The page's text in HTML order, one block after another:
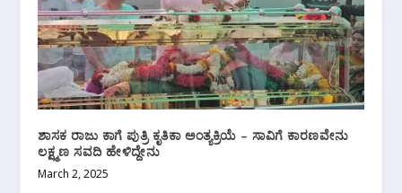
ಶಾಸಕ ರಾಜು ಕಾಗೆ ಪುತ್ರಿ ಕೃತಿಕಾ ಅಂತ್ಯಕ್ರಿಯೆ – ಸಾವಿಗೆ ಕಾರಣವೇನು
ಲಕ್ಷ್ಮಣ ಸವದಿ ಹೇಳಿದ್ದೇನು
March 2, 2025